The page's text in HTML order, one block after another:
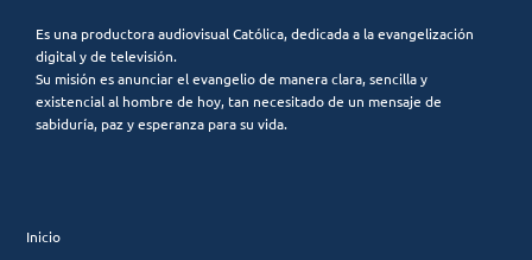
Es una productora audiovisual Católica, dedicada a la evangelización
digital y de televisión.
Su misión es anunciar el evangelio de manera clara, sencilla y
existencial al hombre de hoy, tan necesitado de un mensaje de
sabiduría, paz y esperanza para su vida.
Inicio